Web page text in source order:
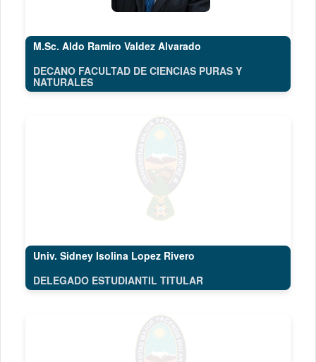
M.Sc. Aldo Ramiro Valdez Alvarado
DECANO FACULTAD DE CIENCIAS PURAS Y
NATURALES
Univ. Sidney Isolina Lopez Rivero
DELEGADO ESTUDIANTIL TITULAR